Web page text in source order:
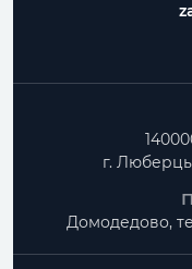
г.
Домодедово,